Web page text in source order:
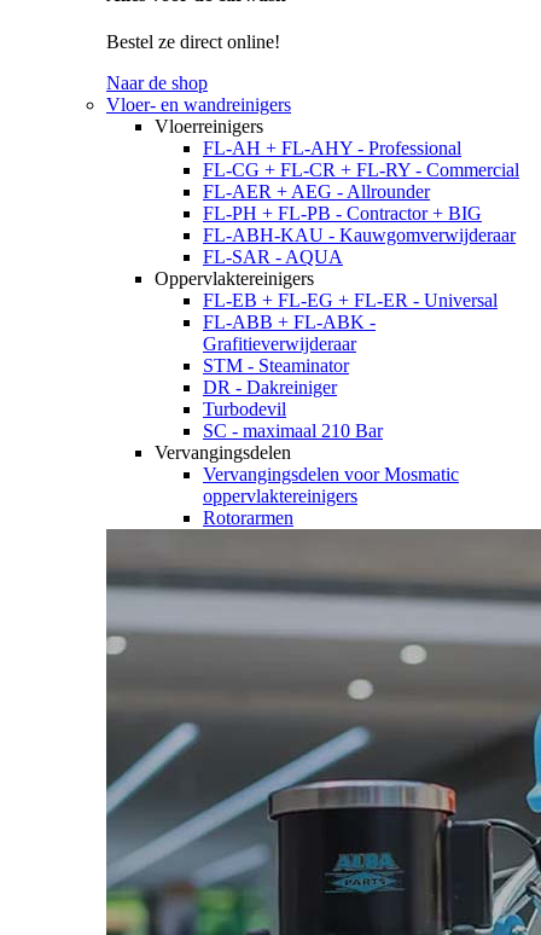
Bestel ze direct online!
Naar de shop
Vloer- en wandreinigers
Vloerreinigers
FL-AH + FL-AHY - Professional
FL-CG + FL-CR + FL-RY - Commercial
FL-AER + AEG - Allrounder
FL-PH + FL-PB - Contractor + BIG
FL-ABH-KAU - Kauwgomverwijderaar
FL-SAR - AQUA
Oppervlaktereinigers
FL-EB + FL-EG + FL-ER - Universal
FL-ABB + FL-ABK -
Grafitieverwijderaar
STM - Steaminator
DR - Dakreiniger
Turbodevil
SC - maximaal 210 Bar
Vervangingsdelen
Vervangingsdelen voor Mosmatic
oppervlaktereinigers
Rotorarmen